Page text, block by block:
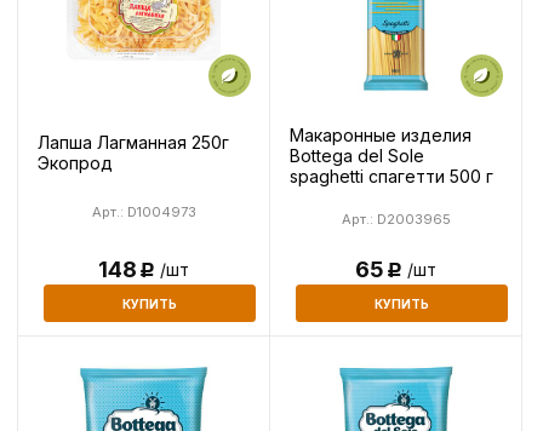
Лапша Лагманная 250г
Экопрод
Арт.: D1004973
148Р /шт
КУПИТЬ
Макаронные изделия
Bottega del Sole
spaghetti спагетти 500 г
Арт.: D2003965
65Р /шт
КУПИТЬ